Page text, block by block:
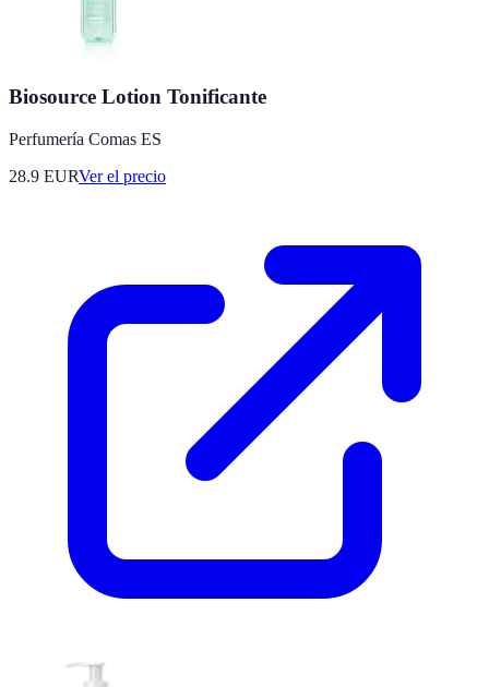
Biosource Lotion Tonificante
Perfumería Comas ES
28.9 EURVer el precio